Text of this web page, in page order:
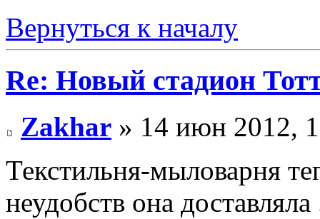
Вернуться к началу
Re: Новый стадион
Zakhar » 14 июн 2012,
Текстильня-мыловарня
неудобств она